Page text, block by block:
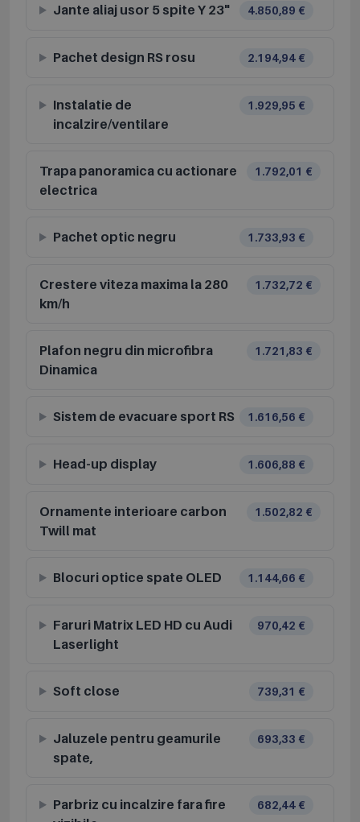
Jante aliaj usor 5 spite Y 23" 4.850,89 €
Pachet design RS rosu 2.194,94 €
Instalatie de
incalzire/ventilare
1.929,95 €
Trapa panoramica cu actionare
electrica
1.792,01 €
Pachet optic negru 1.733,93 €
Crestere viteza maxima la 280
km/h
1.732,72 €
Plafon negru din microfibra
Dinamica
1.721,83 €
Sistem de evacuare sport RS 1.616,56 €
Head-up display 1.606,88 €
Ornamente interioare carbon
Twill mat
1.502,82 €
Blocuri optice spate OLED 1.144,66 €
Faruri Matrix LED HD cu Audi
Laserlight
970,42 €
Soft close 739,31 €
Jaluzele pentru geamurile
spate,
693,33 €
Parbriz cu incalzire fara fire
682,44 €